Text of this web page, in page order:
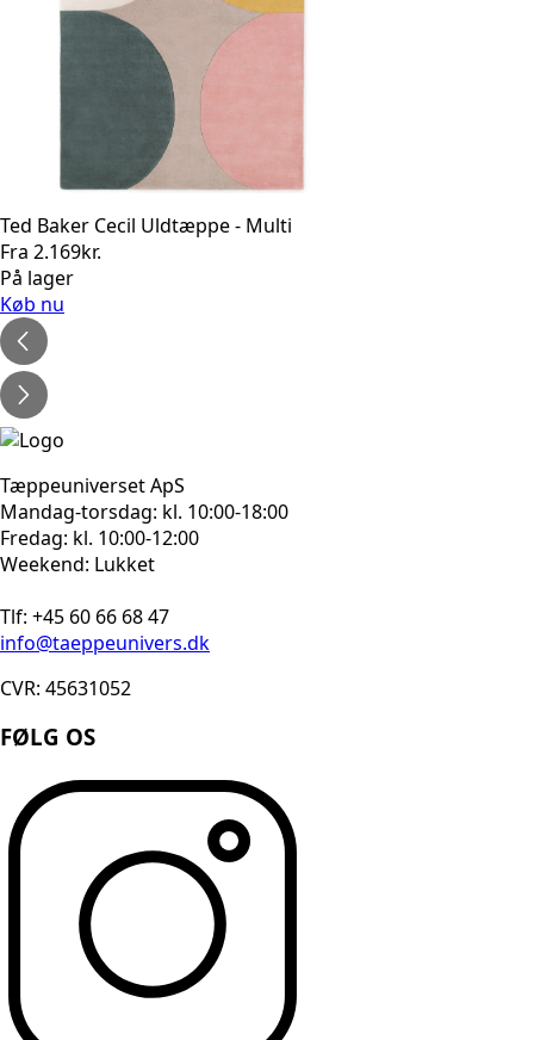
Ted Baker Cecil Uldtæppe - Multi
Fra 2.169kr.
På lager
Køb nu
Tæppeuniverset ApS
Mandag-torsdag: kl. 10:00-18:00
Fredag: kl. 10:00-12:00
Weekend: Lukket
Tlf: +45 60 66 68 47
info@taeppeunivers.dk
CVR: 45631052
FØLG OS